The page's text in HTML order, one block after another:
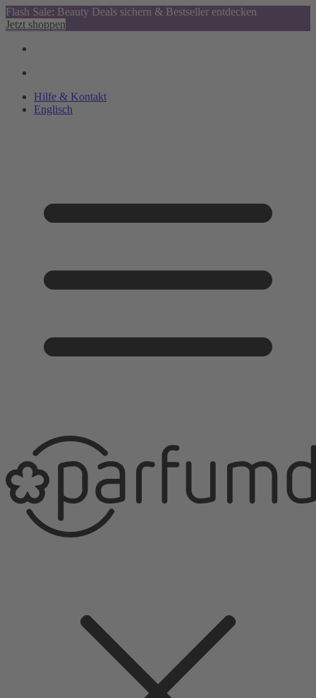
Flash Sale: Beauty Deals sichern & Bestseller entdecken
Jetzt shoppen
Hilfe & Kontakt
Englisch